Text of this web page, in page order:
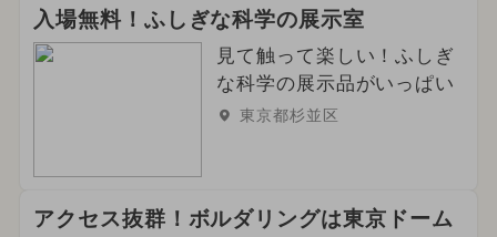
入場無料！ふしぎな科学の展示室
見て触って楽しい！ふしぎ
な科学の展示品がいっぱい
東京都杉並区
アクセス抜群！ボルダリングは東京ドーム